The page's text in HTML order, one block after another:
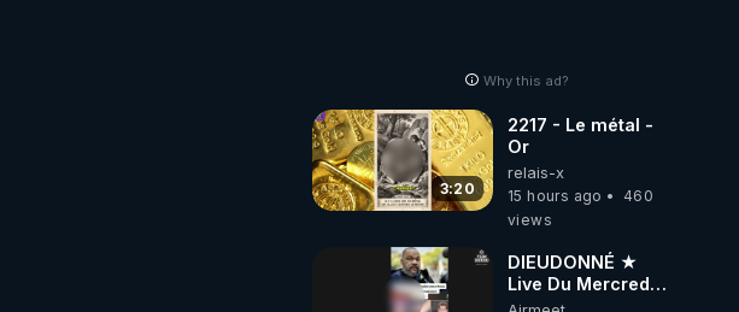
Why this ad?
3:20
2217 - Le métal -
Or
relais-x
15 hours ago
460
views
DIEUDONNÉ ★
Live Du Mercredi
5 Août 2026